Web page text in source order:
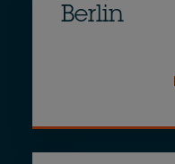
Berlin